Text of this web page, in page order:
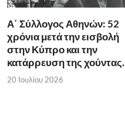
Α΄ Σύλλογος Αθηνών: 52
χρόνια μετά την εισβολή
στην Κύπρο και την
κατάρρευση της χούντας.
20 Ιουλίου 2026